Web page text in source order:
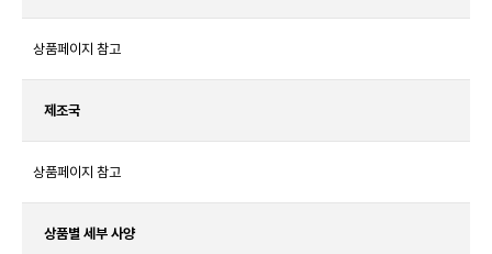
상품페이지 참고
제조국
상품페이지 참고
상품별 세부 사양